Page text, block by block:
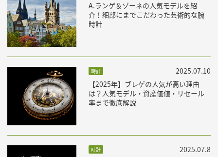
A.ランゲ＆ゾーネの人気モデルを紹
介！細部にまでこだわった芸術的な腕
時計
時計
【2025年】ブレゲの人気が高い理由
は？人気モデル・資産価値・リセール
率まで徹底解説
2025.07.10
時計 2025.07.8